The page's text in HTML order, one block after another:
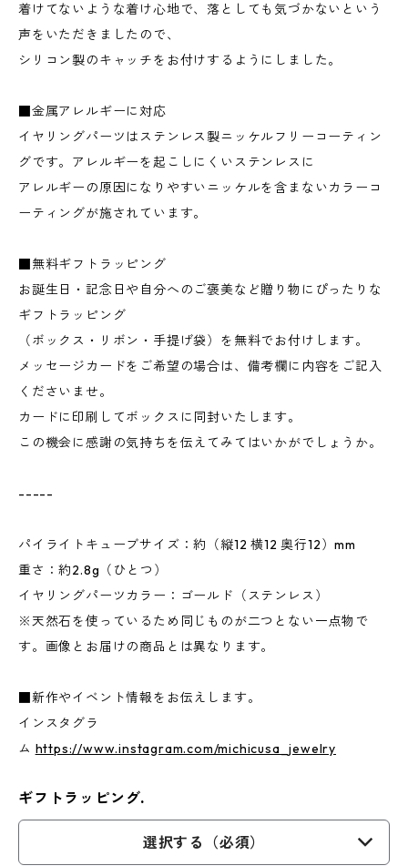
着けてないような着け心地で、落としても気づかないという
声をいただきましたので、
シリコン製のキャッチをお付けするようにしました。
■金属アレルギーに対応
イヤリングパーツはステンレス製ニッケルフリーコーティン
グです。アレルギーを起こしにくいステンレスに
アレルギーの原因になりやすいニッケルを含まないカラーコ
ーティングが施されています。
■無料ギフトラッピング
お誕生日・記念日や自分へのご褒美など贈り物にぴったりな
ギフトラッピング
（ボックス・リボン・手提げ袋）を無料でお付けします。
メッセージカードをご希望の場合は、備考欄に内容をご記入
くださいませ。
カードに印刷してボックスに同封いたします。
この機会に感謝の気持ちを伝えてみてはいかがでしょうか。
-----
パイライトキューブサイズ：約（縦12 横12 奥行12）mm
重さ：約2.8g（ひとつ）
イヤリングパーツカラー：ゴールド（ステンレス）
※天然石を使っているため同じものが二つとない一点物で
す。画像とお届けの商品とは異なります。
■新作やイベント情報をお伝えします。
インスタグラ
ム https://www.instagram.com/michicusa_jewelry
ギフトラッピング.
選択する（必須）